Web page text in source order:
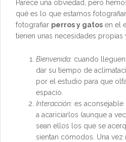
Parece una obviedad, pero
qué es lo que estamos
fotografiar perros y gatos en el
tienen unas necesidades propias
Bienvenida: cuando
dar su tiempo de
por el estudio para que
espacio.
Interacción: es aconsejable
a acariciarlos (aunque a
sean ellos los que se
sientan cómodos. Una vez